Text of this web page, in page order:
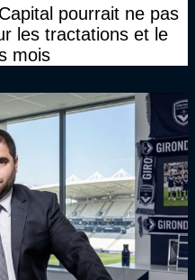
pourrait ne pas
les tractations et le
mois